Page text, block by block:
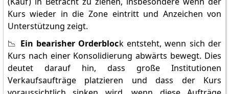
Kurs wieder in die Zone eintritt und Anzeichen von
Unterstützung zeigt.
📉 Ein bearisher Orderblock entsteht, wenn sich der
Kurs nach einer Konsolidierung abwärts bewegt. Dies
deutet darauf hin, dass große Institutionen
Verkaufsaufträge platzieren und dass der Kurs